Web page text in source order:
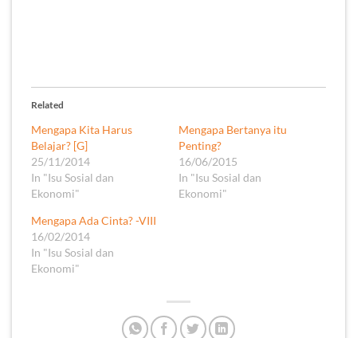
Related
Mengapa Kita Harus
Belajar? [G]
25/11/2014
In "Isu Sosial dan
Ekonomi"
Mengapa Bertanya itu
Penting?
16/06/2015
In "Isu Sosial dan
Ekonomi"
Mengapa Ada Cinta? -VIII
16/02/2014
In "Isu Sosial dan
Ekonomi"